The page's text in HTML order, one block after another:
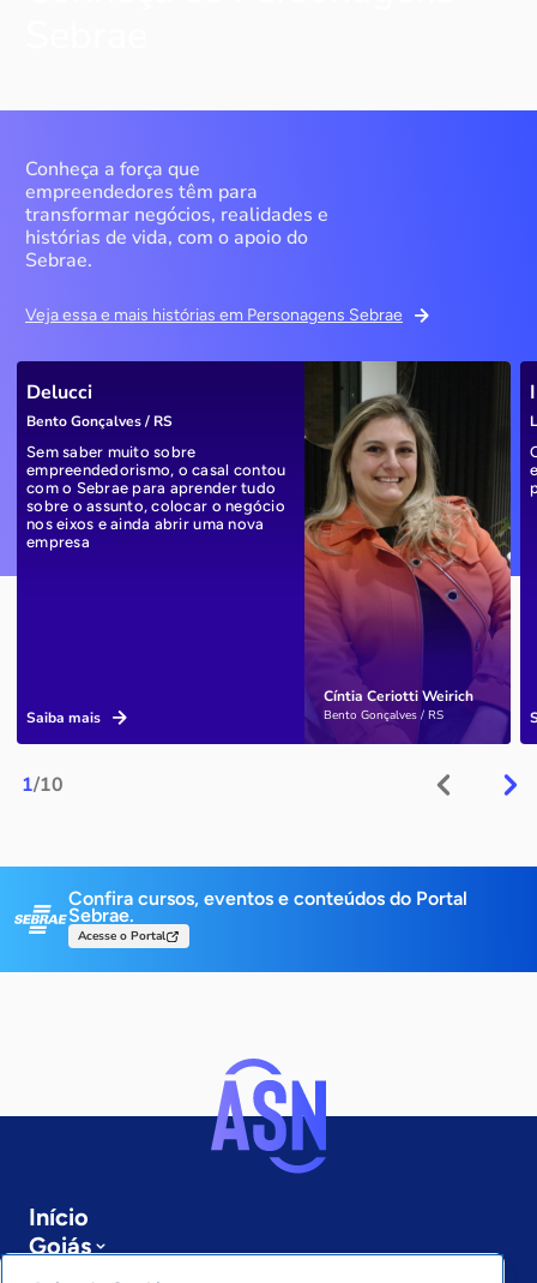
Conheça a força que
empreendedores têm para
transformar negócios, realidades e
histórias de vida, com o apoio do
Sebrae.
Veja essa e mais histórias em Personagens Sebrae
1/10
Cíntia Ceriotti Weirich
Bento Gonçalves / RS
Delucci
Bento Gonçalves / RS
Sem saber muito sobre
empreendedorismo, o casal contou
com o Sebrae para aprender tudo
sobre o assunto, colocar o negócio
nos eixos e ainda abrir uma nova
empresa
Saiba mais
Confira cursos, eventos e conteúdos do Portal
Sebrae.
Acesse o Portal
Início
Goiás
Sobre a ASN